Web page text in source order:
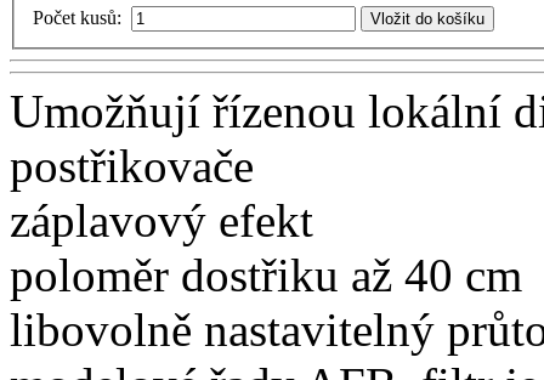
Počet kusů:
Vložit do košíku
Umožňují řízenou lokální
postřikovače
záplavový efekt
poloměr dostřiku až 40 cm
libovolně nastavitelný